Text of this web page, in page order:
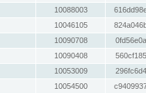
10088003
10046105
10090708
10090408
10053009
10054500